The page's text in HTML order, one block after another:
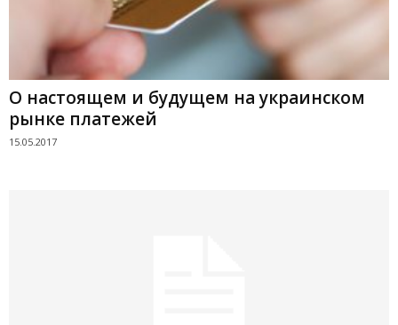
О настоящем и будущем на украинском
рынке платежей
15.05.2017